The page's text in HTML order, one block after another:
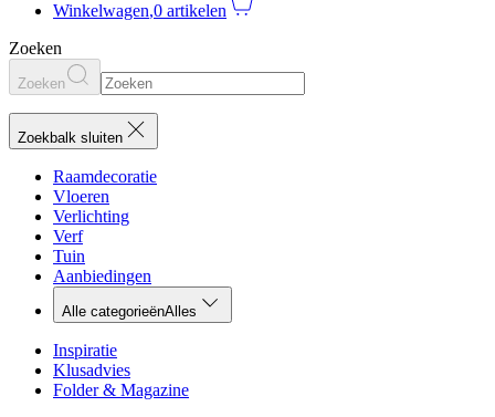
Winkelwagen,0 artikelen
Zoeken
Zoeken
Zoekbalk sluiten
Raamdecoratie
Vloeren
Verlichting
Verf
Tuin
Aanbiedingen
Alle categorieënAlles
Inspiratie
Klusadvies
Folder & Magazine